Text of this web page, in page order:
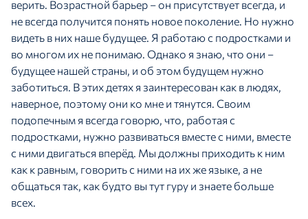
верить. Возрастной барьер – он присутствует всегда, и
не всегда получится понять новое поколение. Но нужно
видеть в них наше будущее. Я работаю с подростками и
во многом их не понимаю. Однако я знаю, что они –
будущее нашей страны, и об этом будущем нужно
заботиться. В этих детях я заинтересован как в людях,
наверное, поэтому они ко мне и тянутся. Своим
подопечным я всегда говорю, что, работая с
подростками, нужно развиваться вместе с ними, вместе
с ними двигаться вперёд. Мы должны приходить к ним
как к равным, говорить с ними на их же языке, а не
общаться так, как будто вы тут гуру и знаете больше
всех.